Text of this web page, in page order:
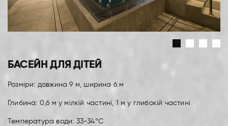
БАСЕЙН ДЛЯ ДІТЕЙ
Розміри: довжина 9 м, ширина 6 м
Глибина: 0,6 м у мілкій частині, 1 м у глибокій частині
Температура води: 33-34°C